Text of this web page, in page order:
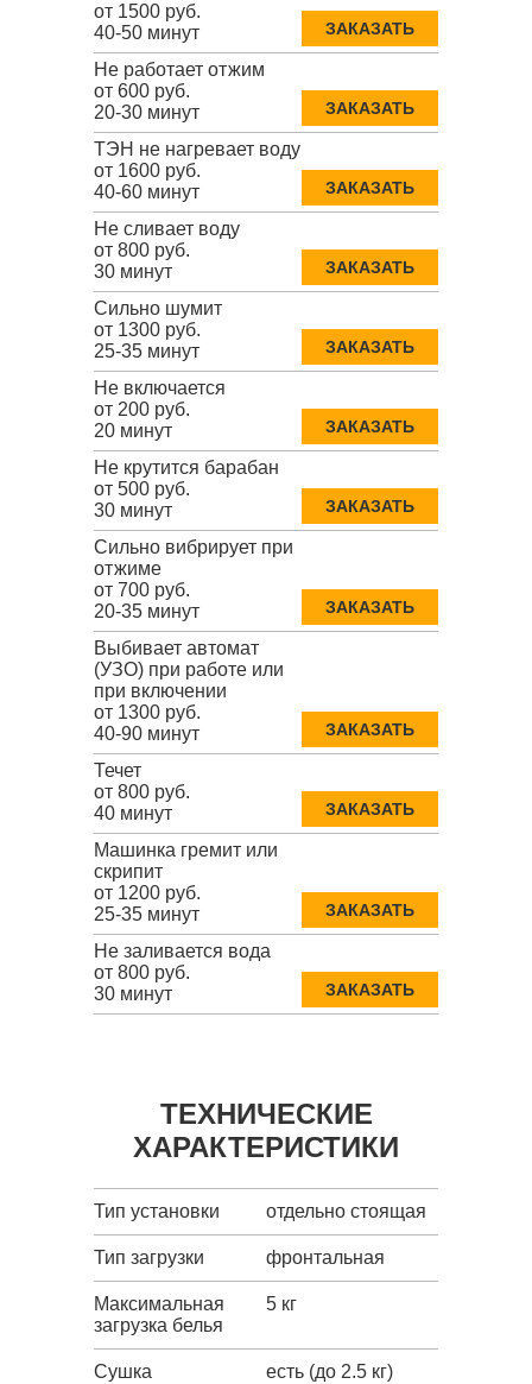
от 1500 руб.
40-50 минут
ЗАКАЗАТЬ
Не работает отжим
от 600 руб.
20-30 минут
ЗАКАЗАТЬ
ТЭН не нагревает воду
от 1600 руб.
40-60 минут
ЗАКАЗАТЬ
Не сливает воду
от 800 руб.
30 минут
ЗАКАЗАТЬ
Сильно шумит
от 1300 руб.
25-35 минут
ЗАКАЗАТЬ
Не включается
от 200 руб.
20 минут
ЗАКАЗАТЬ
Не крутится барабан
от 500 руб.
30 минут
ЗАКАЗАТЬ
Сильно вибрирует при
отжиме
от 700 руб.
20-35 минут
ЗАКАЗАТЬ
Выбивает автомат
(УЗО) при работе или
при включении
от 1300 руб.
40-90 минут
ЗАКАЗАТЬ
Течет
от 800 руб.
40 минут
ЗАКАЗАТЬ
Машинка гремит или
скрипит
от 1200 руб.
25-35 минут
ЗАКАЗАТЬ
Не заливается вода
от 800 руб.
30 минут
ЗАКАЗАТЬ
ТЕХНИЧЕСКИЕ
ХАРАКТЕРИСТИКИ
Тип установки отдельно стоящая
Тип загрузки фронтальная
Максимальная
загрузка белья
5 кг
Сушка есть (до 2.5 кг)